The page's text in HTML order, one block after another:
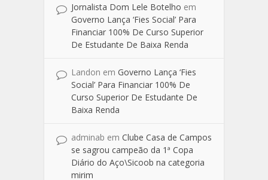
Jornalista Dom Lele Botelho em
Governo Lança ‘Fies Social’ Para
Financiar 100% De Curso Superior
De Estudante De Baixa Renda
Landon em Governo Lança ‘Fies
Social’ Para Financiar 100% De
Curso Superior De Estudante De
Baixa Renda
adminab em Clube Casa de Campos
se sagrou campeão da 1ª Copa
Diário do Aço\Sicoob na categoria
mirim